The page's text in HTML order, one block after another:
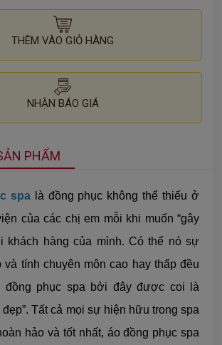
THÊM VÀO GIỎ HÀNG
NHẬN BÁO GIÁ
PHẨM
spalà đồng phục không thể thiếu ở
của các chị em mỗi khi muốn “gây
khách hàng của mình. Có thể nó sự
và tính chuyên môn cao hay thấp đều
đồng phục spa bởi đây được coi là
đẹp”. Tất cả mọi sự hiện hữu trong spa
hảo và tốt nhất, áo đồng phục spa